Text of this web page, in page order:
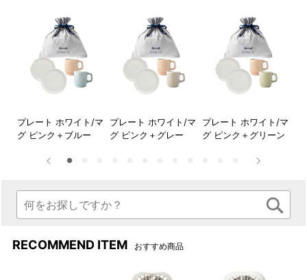
特別な贈りものに。
DETAIL 商品詳細
●FLOWERプレートセットΦ17
プレート ホワイト/マ
グ ピンク＋ブルー
プレート ホワイト/マ
グ ピンク＋グレー
プレート ホワイト/マ
グ ピンク＋グリーン
RECOMMEND ITEM おすすめ商品